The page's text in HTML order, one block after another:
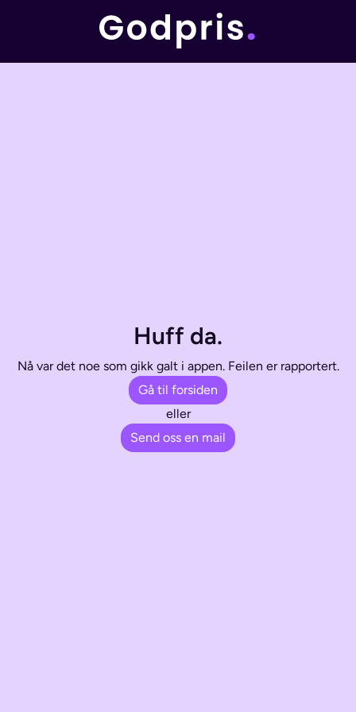
Huff da.
Nå var det noe som gikk galt i appen. Feilen er rapportert.
Gå til forsiden
eller
Send oss en mail